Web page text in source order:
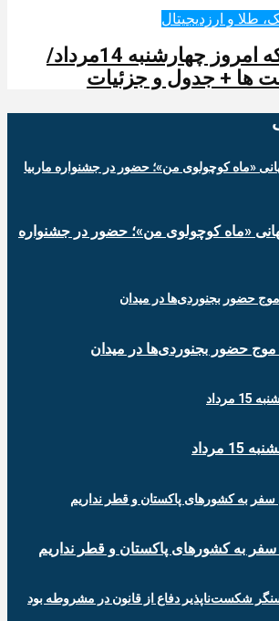
طلا و ارزدیجیتال‌
قیمت طلا و سکه امروز چهارشنبه 14مرداد/
ها + جدول و جزئیات
«ماه کوچولوی من»؛ حضور در جشنواره
موج حضور بجنوردی‌ها در میدان
سفر به کشورهای پاکستان و قطر نداریم